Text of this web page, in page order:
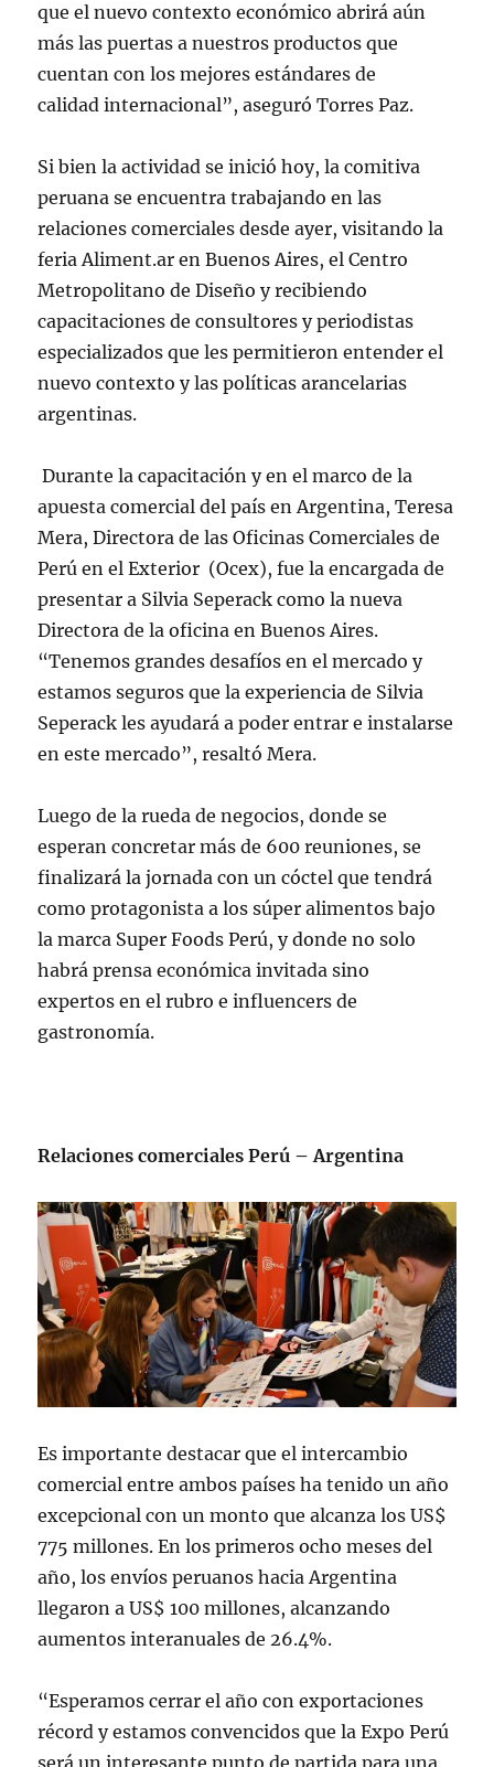
que el nuevo contexto económico abrirá aún
más las puertas a nuestros productos que
cuentan con los mejores estándares de
calidad internacional”, aseguró Torres Paz.
Si bien la actividad se inició hoy, la comitiva
peruana se encuentra trabajando en las
relaciones comerciales desde ayer, visitando la
feria Aliment.ar en Buenos Aires, el Centro
Metropolitano de Diseño y recibiendo
capacitaciones de consultores y periodistas
especializados que les permitieron entender el
nuevo contexto y las políticas arancelarias
argentinas.
Durante la capacitación y en el marco de la
apuesta comercial del país en Argentina, Teresa
Mera, Directora de las Oficinas Comerciales de
Perú en el Exterior (Ocex), fue la encargada de
presentar a Silvia Seperack como la nueva
Directora de la oficina en Buenos Aires.
“Tenemos grandes desafíos en el mercado y
estamos seguros que la experiencia de Silvia
Seperack les ayudará a poder entrar e instalarse
en este mercado”, resaltó Mera.
Luego de la rueda de negocios, donde se
esperan concretar más de 600 reuniones, se
finalizará la jornada con un cóctel que tendrá
como protagonista a los súper alimentos bajo
la marca Super Foods Perú, y donde no solo
habrá prensa económica invitada sino
expertos en el rubro e influencers de
gastronomía.
Relaciones comerciales Perú – Argentina
Es importante destacar que el intercambio
comercial entre ambos países ha tenido un año
excepcional con un monto que alcanza los US$
775 millones. En los primeros ocho meses del
año, los envíos peruanos hacia Argentina
llegaron a US$ 100 millones, alcanzando
aumentos interanuales de 26.4%.
“Esperamos cerrar el año con exportaciones
récord y estamos convencidos que la Expo Perú
será un interesante punto de partida para una